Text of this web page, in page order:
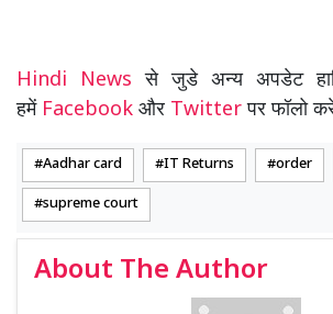
Hindi Newsसे जुडे अन्य अपडेट
हमें Facebook और Twitterपर फॉलो
Aadhar card IT Returns order
supreme court
About The Author